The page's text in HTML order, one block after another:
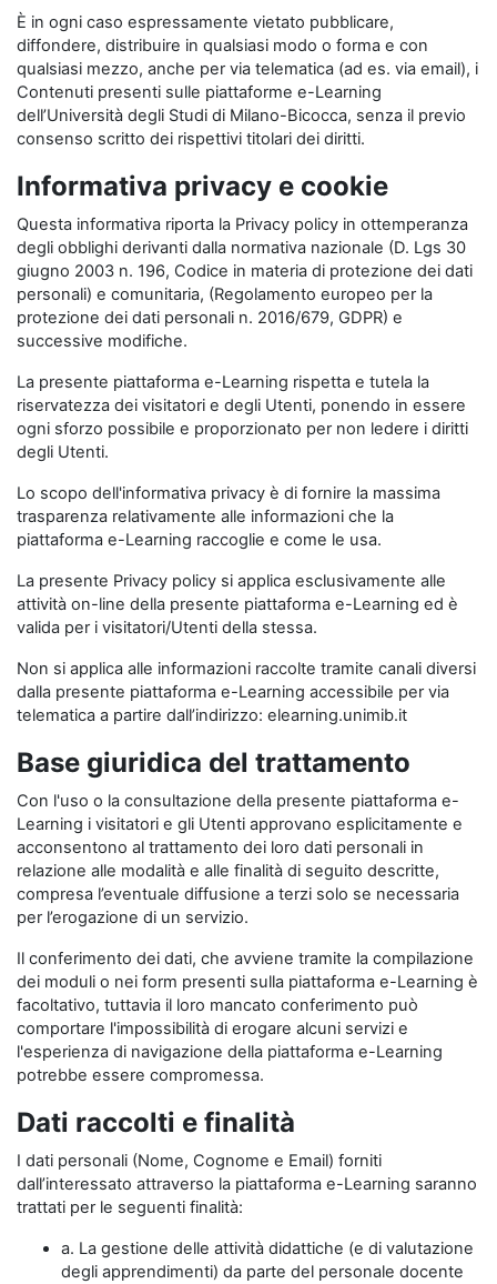
È in ogni caso espressamente vietato pubblicare,
diffondere, distribuire in qualsiasi modo o forma e con
qualsiasi mezzo, anche per via telematica (ad es. via email), i
Contenuti presenti sulle piattaforme e-Learning
dell’Università degli Studi di Milano-Bicocca, senza il previo
consenso scritto dei rispettivi titolari dei diritti.
Informativa privacy e cookie
Questa informativa riporta la Privacy policy in ottemperanza
degli obblighi derivanti dalla normativa nazionale (D. Lgs 30
giugno 2003 n. 196, Codice in materia di protezione dei dati
personali) e comunitaria, (Regolamento europeo per la
protezione dei dati personali n. 2016/679, GDPR) e
successive modifiche.
La presente piattaforma e-Learning rispetta e tutela la
riservatezza dei visitatori e degli Utenti, ponendo in essere
ogni sforzo possibile e proporzionato per non ledere i diritti
degli Utenti.
Lo scopo dell'informativa privacy è di fornire la massima
trasparenza relativamente alle informazioni che la
piattaforma e-Learning raccoglie e come le usa.
La presente Privacy policy si applica esclusivamente alle
attività on-line della presente piattaforma e-Learning ed è
valida per i visitatori/Utenti della stessa.
Non si applica alle informazioni raccolte tramite canali diversi
dalla presente piattaforma e-Learning accessibile per via
telematica a partire dall’indirizzo: elearning.unimib.it
Base giuridica del trattamento
Con l'uso o la consultazione della presente piattaforma e-
Learning i visitatori e gli Utenti approvano esplicitamente e
acconsentono al trattamento dei loro dati personali in
relazione alle modalità e alle finalità di seguito descritte,
compresa l’eventuale diffusione a terzi solo se necessaria
per l’erogazione di un servizio.
Il conferimento dei dati, che avviene tramite la compilazione
dei moduli o nei form presenti sulla piattaforma e-Learning è
facoltativo, tuttavia il loro mancato conferimento può
comportare l'impossibilità di erogare alcuni servizi e
l'esperienza di navigazione della piattaforma e-Learning
potrebbe essere compromessa.
Dati raccolti e finalità
I dati personali (Nome, Cognome e Email) forniti
dall’interessato attraverso la piattaforma e-Learning saranno
trattati per le seguenti finalità:
a. La gestione delle attività didattiche (e di valutazione
degli apprendimenti) da parte del personale docente